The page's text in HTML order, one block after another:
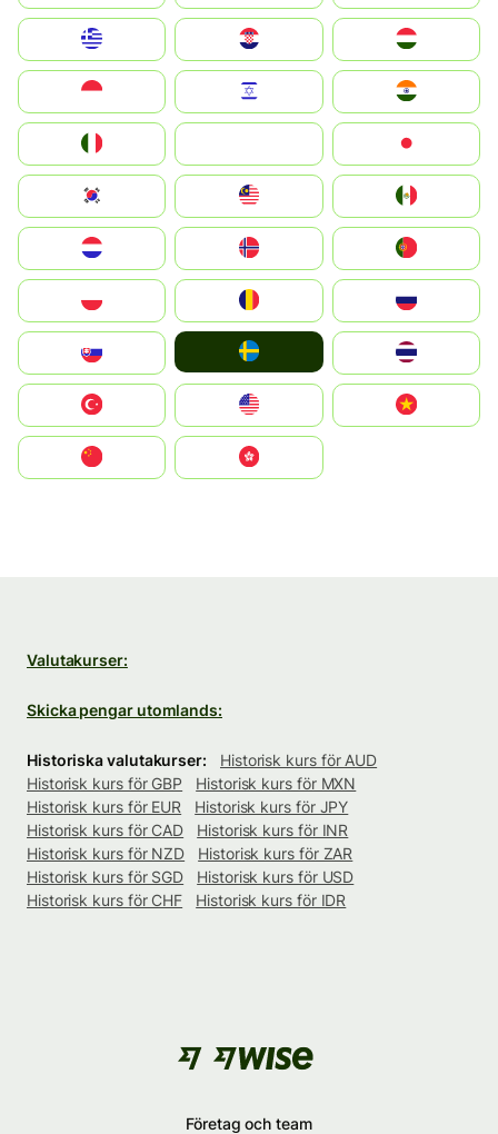
Magyarország
South Korea
United States
中國香港特別行政區
Valutakurser:
Skicka pengar utomlands:
Historiska valutakurser:
Historisk kurs för AUD
Historisk kurs för GBP
Historisk kurs för MXN
Historisk kurs för EUR
Historisk kurs för JPY
Historisk kurs för CAD
Historisk kurs för INR
Historisk kurs för NZD
Historisk kurs för ZAR
Historisk kurs för SGD
Historisk kurs för USD
Historisk kurs för CHF
Historisk kurs för IDR
Företag och team